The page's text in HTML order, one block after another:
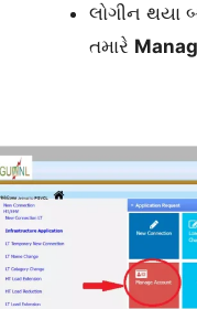
લોગીન થયા
તમારે